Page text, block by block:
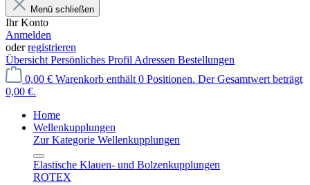
Menü schließen
Ihr Konto
Anmelden
oderregistrieren
Übersicht Persönliches Profil Adressen Bestellungen
0,00 € Warenkorb enthält 0 Positionen. Der Gesamtwert beträgt
0,00 €.
Home
Wellenkupplungen
Zur Kategorie Wellenkupplungen
Elastische Klauen- und Bolzenkupplungen
ROTEX